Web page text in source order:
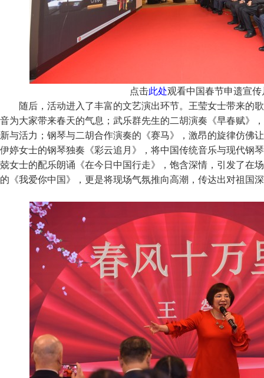
点击此处观看中国春节申遗宣传
随后，活动进入了丰富的文艺演出环节。王莹女士带来的
音为大家带来春天的气息；武乐群先生的二胡演奏《早春赋》
新与活力；钢琴与二胡合作演奏的《赛马》，激昂的旋律仿佛
伊婷女士的钢琴独奏《彩云追月》，将中国传统音乐与现代钢
兢女士的配乐朗诵《在今日中国行走》，饱含深情，引发了在
的《我爱你中国》，更是将现场气氛推向高潮，传达出对祖国